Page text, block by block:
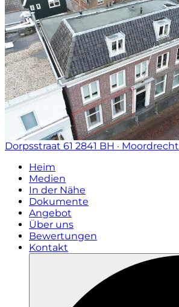
Dorpsstraat 61 2841 BH · Moordrecht
Heim
Medien
In der Nähe
Dokumente
Angebot
Über uns
Bewertungen
Kontakt